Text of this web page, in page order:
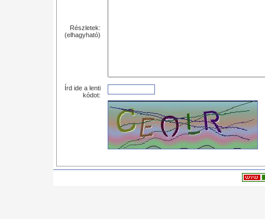
Részletek:
(elhagyható)
Írd ide a lenti
kódot: